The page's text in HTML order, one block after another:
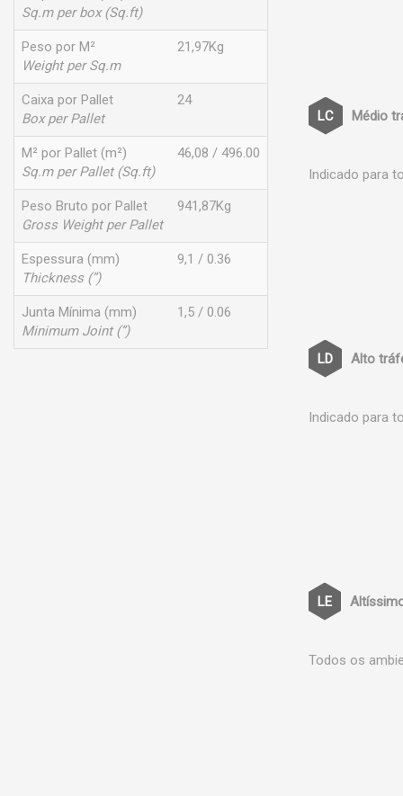
Sq.m per box (Sq.ft)
Peso por M²
Weight per Sq.m
21,97Kg
Caixa por Pallet
Box per Pallet
24
M² por Pallet (m²)
Sq.m per Pallet (Sq.ft)
46,08 / 496.00
Peso Bruto por Pallet
Gross Weight per Pallet
941,87Kg
Espessura (mm)
Thickness (”)
9,1 / 0.36
Junta Mínima (mm)
Minimum Joint (”)
1,5 / 0.06
Médio
Indicado para
Alto
Indicado para
Todos os